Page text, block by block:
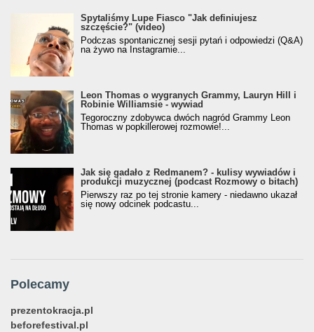
Spytaliśmy Lupe Fiasco "Jak definiujesz
szczęście?" (video)
Podczas spontanicznej sesji pytań i odpowiedzi (Q&A)
na żywo na Instagramie...
Leon Thomas o wygranych Grammy, Lauryn Hill i
Robinie Williamsie - wywiad
Tegoroczny zdobywca dwóch nagród Grammy Leon
Thomas w popkillerowej rozmowie!...
Jak się gadało z Redmanem? - kulisy wywiadów i
produkcji muzycznej (podcast Rozmowy o bitach)
Pierwszy raz po tej stronie kamery - niedawno ukazał
się nowy odcinek podcastu...
Polecamy
prezentokracja.pl
beforefestival.pl